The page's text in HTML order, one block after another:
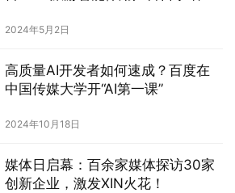
2024年5月2日
高质量AI开发者如何速成？百度在
中国传媒大学开“AI第一课”
2024年10月18日
媒体日启幕：百余家媒体探访30家
创新企业，激发XIN火花！